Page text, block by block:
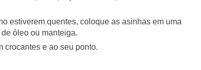
estiverem quentes, coloque as asinhas em uma
óleo ou manteiga.
crocantes e ao seu ponto.